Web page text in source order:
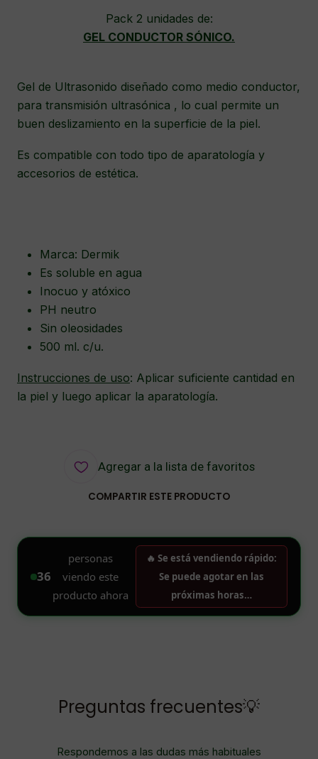
Pack 2 unidades de:
GEL CONDUCTOR SÓNICO.
Gel de Ultrasonido diseñado como medio conductor,
para transmisión ultrasónica , lo cual permite un
buen deslizamiento en la superficie de la piel.
Es compatible con todo tipo de aparatología y
accesorios de estética.
Marca: Dermik
Es soluble en agua
Inocuo y atóxico
PH neutro
Sin oleosidades
500 ml. c/u.
Instrucciones de uso: Aplicar suficiente cantidad en
la piel y luego aplicar la aparatología.
Agregar a la lista de favoritos
COMPARTIR ESTE PRODUCTO
Preguntas frecuentes💡
Respondemos a las dudas más habituales